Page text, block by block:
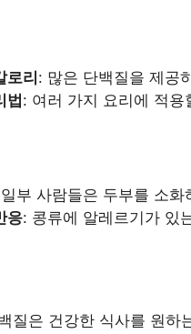
로리: 많은 단백질을 제공
법: 여러 가지 요리에 적용
부 사람들은 두부를 소
응: 콩류에 알레르기가 있
질은 건강한 식사를 원하